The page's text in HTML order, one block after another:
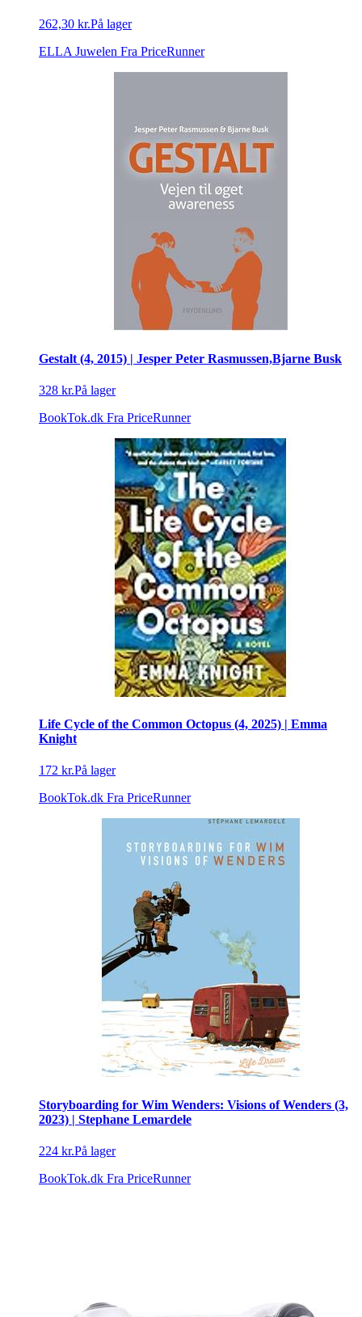
262,30 kr.På lager
ELLA Juwelen Fra PriceRunner
Gestalt (4, 2015) | Jesper Peter Rasmussen,Bjarne Busk
328 kr.På lager
BookTok.dk Fra PriceRunner
Life Cycle of the Common Octopus (4, 2025) | Emma
Knight
172 kr.På lager
BookTok.dk Fra PriceRunner
Storyboarding for Wim Wenders: Visions of Wenders (3,
2023) | Stephane Lemardele
224 kr.På lager
BookTok.dk Fra PriceRunner